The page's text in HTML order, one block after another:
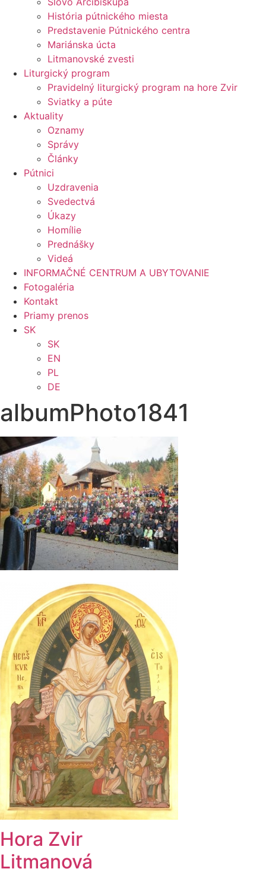
História pútnického miesta
Predstavenie Pútnického centra
Mariánska úcta
Litmanovské zvesti
Liturgický program
Pravidelný liturgický program na hore Zvir
Sviatky a púte
Aktuality
Oznamy
Správy
Články
Pútnici
Uzdravenia
Svedectvá
Úkazy
Homílie
Prednášky
Videá
INFORMAČNÉ CENTRUM A UBYTOVANIE
Fotogaléria
Kontakt
Priamy prenos
SK
SK
EN
PL
DE
albumPhoto1841
Hora Zvir
Litmanová